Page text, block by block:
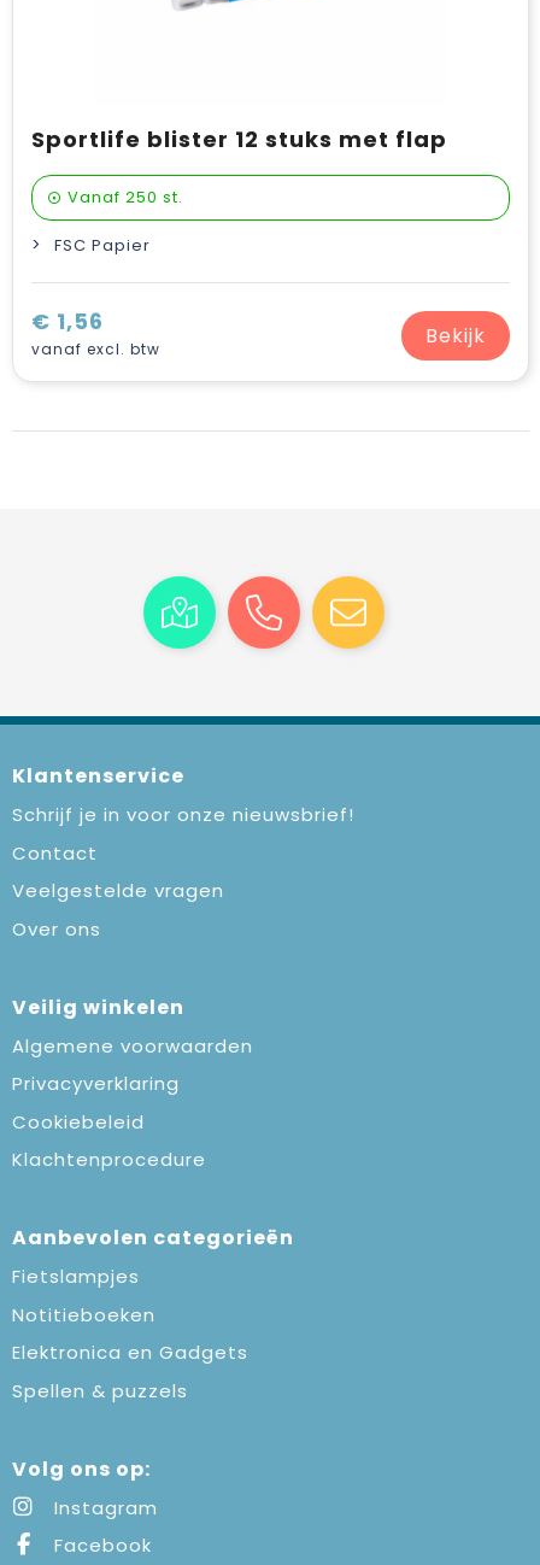
Sportlife blister 12 stuks met flap
Vanaf 250 st.
FSC Papier
€ 1,56
vanaf excl. btw Bekijk
Klantenservice
Schrijf je in voor onze nieuwsbrief!
Contact
Veelgestelde vragen
Over ons
Veilig winkelen
Algemene voorwaarden
Privacyverklaring
Cookiebeleid
Klachtenprocedure
Aanbevolen categorieën
Fietslampjes
Notitieboeken
Elektronica en Gadgets
Spellen & puzzels
Volg ons op:
Instagram
Facebook